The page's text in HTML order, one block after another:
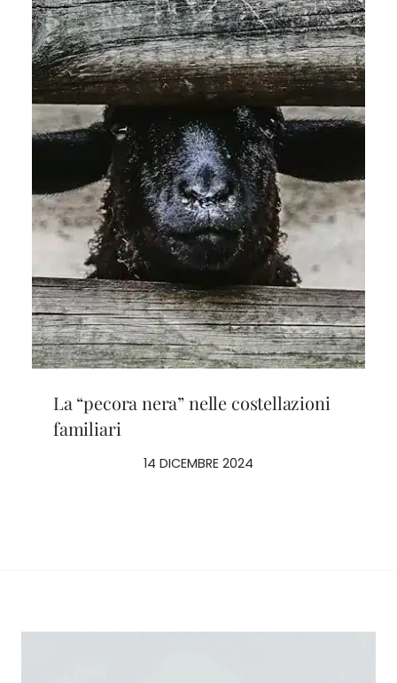
La “pecora nera” nelle costellazioni
familiari
14 DICEMBRE 2024